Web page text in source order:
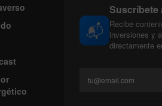
📬
Suscríbete
Recibe
inversiones y
directamente